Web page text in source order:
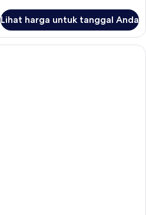
Lihat harga untuk tanggal Anda